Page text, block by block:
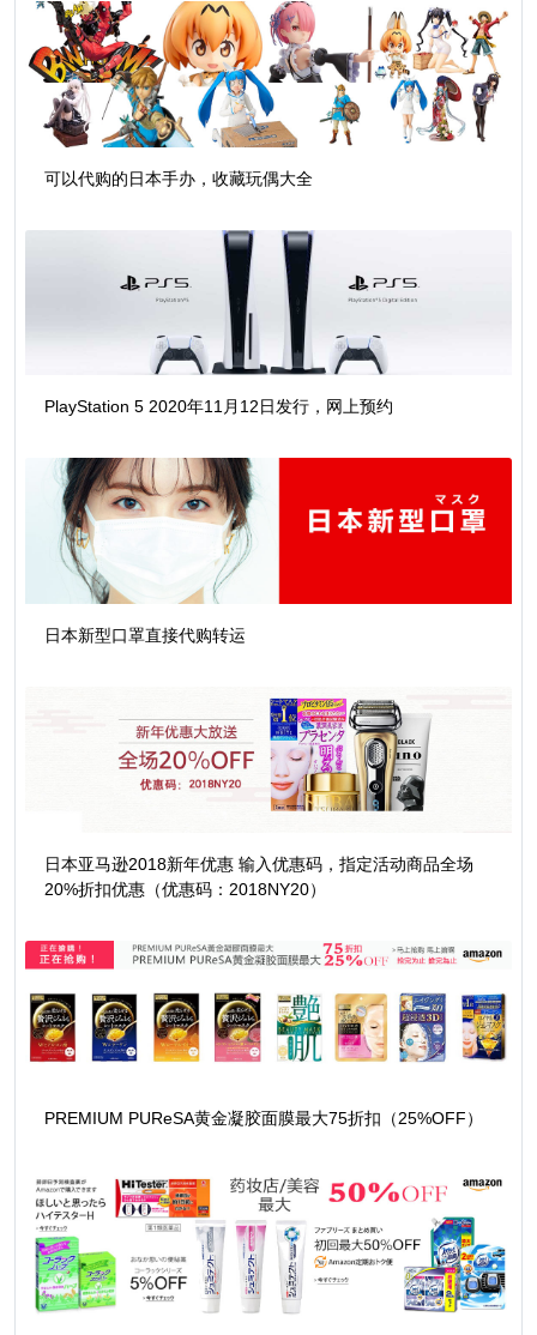
可以代购的日本手办，收藏玩偶大全
PlayStation 5 2020年11月12日发行，网上预约
日本新型口罩直接代购转运
日本亚马逊2018新年优惠 输入优惠码，指定活动商品全场
20%折扣优惠（优惠码：2018NY20）
PREMIUM PUReSA黄金凝胶面膜最大75折扣（25%OFF）